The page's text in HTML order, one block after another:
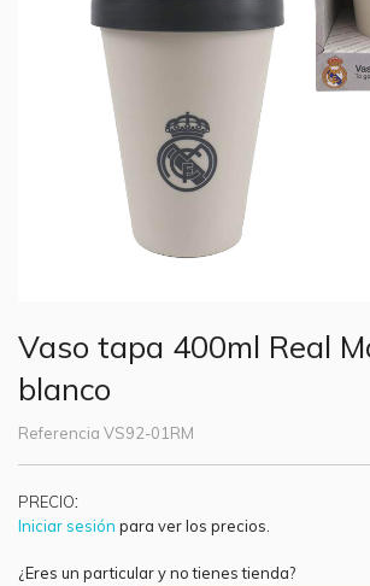
Vaso tapa 400ml Real
blanco
Referencia VS92-01RM
PRECIO:
Iniciar sesión para ver los precios.
¿Eres un particular y no tienes tienda?